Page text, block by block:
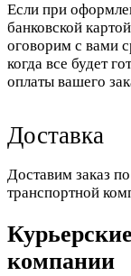
Если при
банковской
оговорим с вами
когда все будет
оплаты вашего
Доставка
Доставим заказ
транспортной
компании